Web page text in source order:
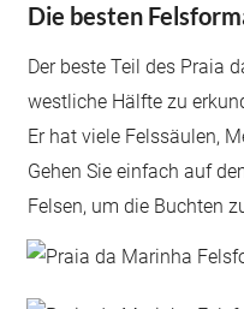
Die besten
Der beste Teil des Praia
westliche Hälfte zu
Er hat viele Felssäulen,
Gehen Sie einfach auf
Felsen, um die Buchten